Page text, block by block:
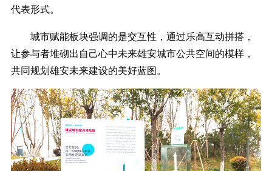
代表形式。
城市赋能板块强调的是交互性，通过乐高互动拼搭，
让参与者堆砌出自己心中未来雄安城市公共空间的模样，
共同规划雄安未来建设的美好蓝图。